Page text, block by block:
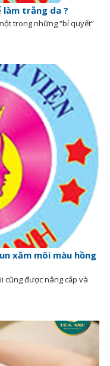
làm trắng da ?
trong những “bí quyết”
xăm môi màu hồng
cũng được nâng cấp và